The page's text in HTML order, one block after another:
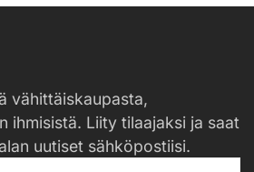
vähittäiskaupasta,
ihmisistä. Liity tilaajaksi ja saat
uutiset sähköpostiisi.